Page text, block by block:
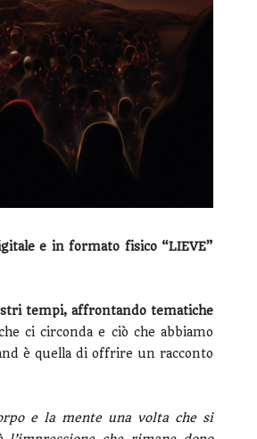
e in formato fisico “LIEVE”
tempi, affrontando tematiche
ci circonda e ciò che abbiamo
è quella di offrire un racconto
e la mente una volta che si